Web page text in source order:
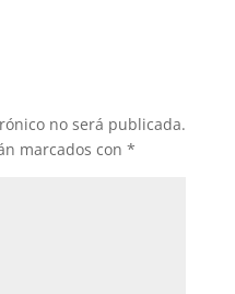
tir no será publicada.
marcados con *